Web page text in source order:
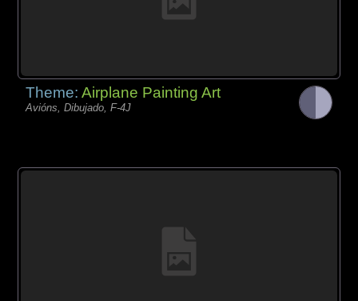
Theme:Airplane Painting Art
Avións, Dibujado, F-4J